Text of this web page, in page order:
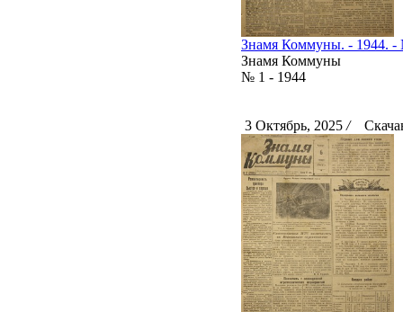
Знамя Коммуны. - 1944. -
Знамя Коммуны
№ 1 - 1944
3 Октябрь, 2025 /